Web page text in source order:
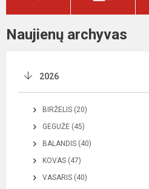
Naujienų archyvas
2026
BIRŽELIS (20)
GEGUŽĖ (45)
BALANDIS (40)
KOVAS (47)
VASARIS (40)